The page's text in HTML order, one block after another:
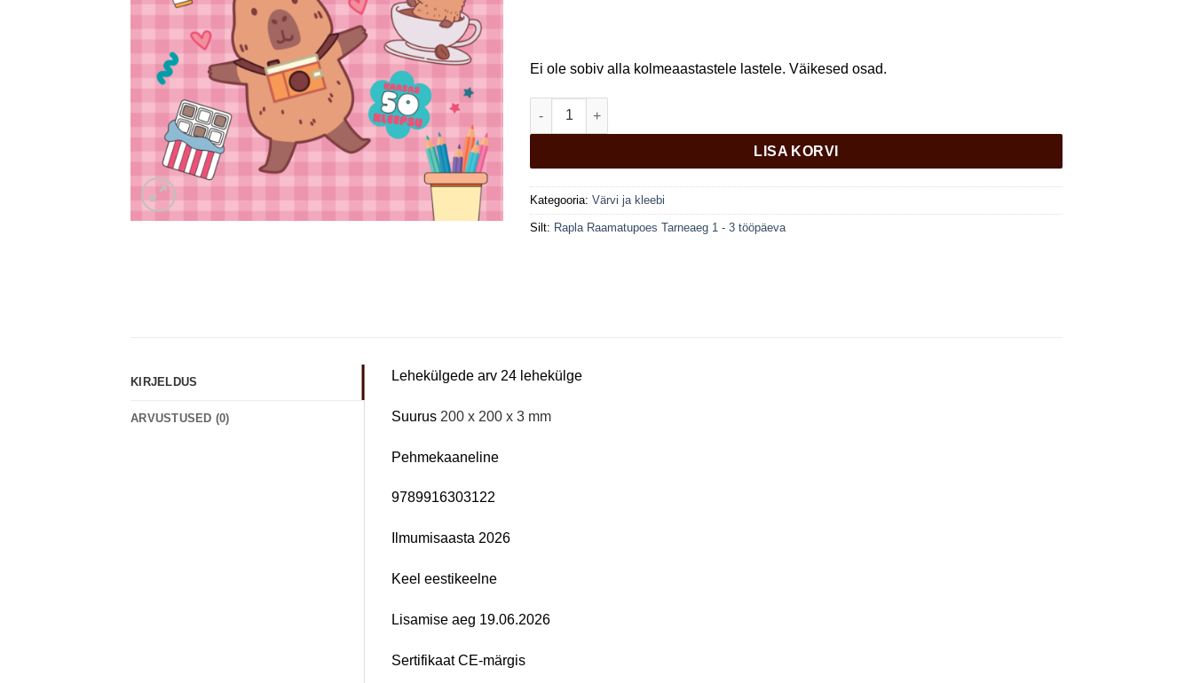
Ei ole sobiv alla kolmeaastastele lastele. Väikesed osad.
Lõbusa kapibaara värvimisraamat kogus
LISA KORVI
Kategooria: Värvi ja kleebi
Silt: Rapla Raamatupoes Tarneaeg 1 - 3 tööpäeva
KIRJELDUS
ARVUSTUSED (0)
Lehekülgede arv 24 lehekülge
Suurus 200 x 200 x 3 mm
Pehmekaaneline
9789916303122
Ilmumisaasta 2026
Keel eestikeelne
Lisamise aeg 19.06.2026
SertifikaatCE-märgis